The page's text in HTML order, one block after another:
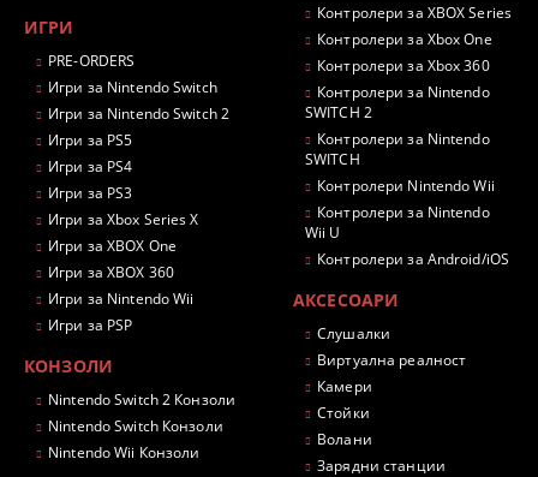
ИГРИ
PRE-ORDERS
Игри за Nintendo Switch
Игри за Nintendo Switch 2
Игри за PS5
Игри за PS4
Игри за PS3
Игри за Xbox Series X
Игри за XBOX One
Игри за XBOX 360
Игри за Nintendo Wii
Игри за PSP
КОНЗОЛИ
Nintendo Switch 2 Конзоли
Nintendo Switch Конзоли
Nintendo Wii Конзоли
Контролери за XBOX Series
Контролери за Xbox One
Контролери за Xbox 360
Контролери за Nintendo
SWITCH 2
Контролери за Nintendo
SWITCH
Контролери Nintendo Wii
Контролери за Nintendo
Wii U
Контролери за Android/iOS
АКСЕСОАРИ
Слушалки
Виртуална реалност
Камери
Стойки
Волани
Зарядни станции